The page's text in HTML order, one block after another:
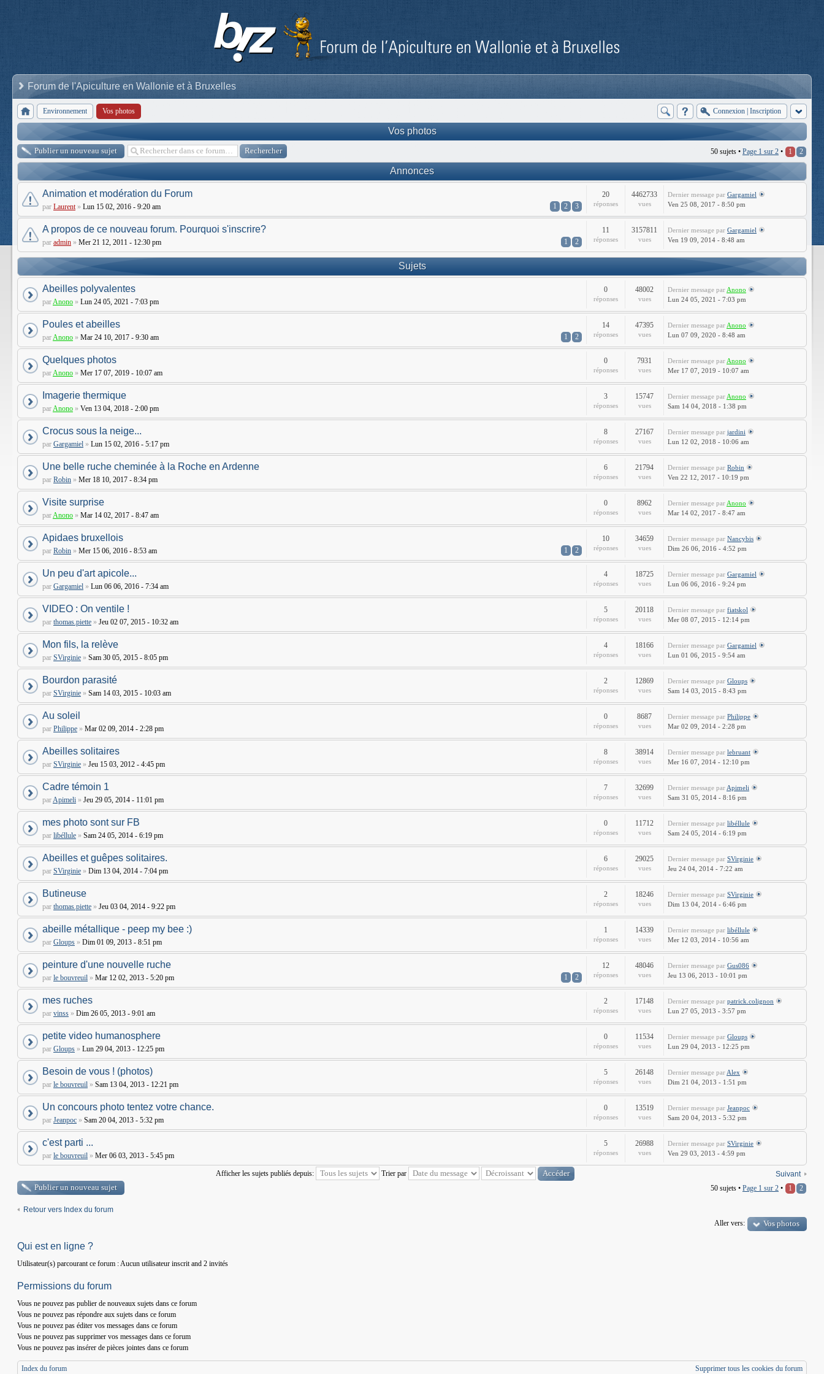
Forum de l'Apiculture en Wallonie et à Bruxelles
Environnement Vos photos Connexion Inscription
Vos photos
Publier un nouveau sujet 50 sujets • Page 1 sur 2 • 1 2
Annonces
Animation et modération du Forum
1 2 3
par Laurent » Lun 15 02, 2016 - 9:20 am
20
réponses
4462733
vues
Dernier message par Gargamiel
Ven 25 08, 2017 - 8:50 pm
A propos de ce nouveau forum. Pourquoi s'inscrire?
1 2
par admin » Mer 21 12, 2011 - 12:30 pm
11
réponses
3157811
vues
Dernier message par Gargamiel
Ven 19 09, 2014 - 8:48 am
Sujets
Abeilles polyvalentes
parAnono » Lun 24 05, 2021 - 7:03 pm
0
réponses
48002
vues
Dernier message par Anono
Lun 24 05, 2021 - 7:03 pm
Poules et abeilles
1 2
parAnono » Mar 24 10, 2017 - 9:30 am
14
réponses
47395
vues
Dernier message par Anono
Lun 07 09, 2020 - 8:48 am
Quelques photos
parAnono » Mer 17 07, 2019 - 10:07 am
0
réponses
7931
vues
Dernier message par Anono
Mer 17 07, 2019 - 10:07 am
Imagerie thermique
parAnono » Ven 13 04, 2018 - 2:00 pm
3
réponses
15747
vues
Dernier message par Anono
Sam 14 04, 2018 - 1:38 pm
Crocus sous la neige...
par Gargamiel » Lun 15 02, 2016 - 5:17 pm
8
réponses
27167
vues
Dernier message par jardini
Lun 12 02, 2018 - 10:06 am
Une belle ruche cheminée à la Roche en Ardenne
par Robin » Mer 18 10, 2017 - 8:34 pm
6
réponses
21794
vues
Dernier message par Robin
Ven 22 12, 2017 - 10:19 pm
Visite surprise
parAnono » Mar 14 02, 2017 - 8:47 am
0
réponses
8962
vues
Dernier message par Anono
Mar 14 02, 2017 - 8:47 am
Apidaes bruxellois
1 2
par Robin » Mer 15 06, 2016 - 8:53 am
10
réponses
34659
vues
Dernier message par Nancybis
Dim 26 06, 2016 - 4:52 pm
Un peu d'art apicole...
par Gargamiel » Lun 06 06, 2016 - 7:34 am
4
réponses
18725
vues
Dernier message par Gargamiel
Lun 06 06, 2016 - 9:24 pm
VIDEO : On ventile !
par thomas.piette » Jeu 02 07, 2015 - 10:32 am
5
réponses
20118
vues
Dernier message par fiatskol
Mer 08 07, 2015 - 12:14 pm
Mon fils, la relève
par SVirginie » Sam 30 05, 2015 - 8:05 pm
4
réponses
18166
vues
Dernier message par Gargamiel
Lun 01 06, 2015 - 9:54 am
Bourdon parasité
par SVirginie » Sam 14 03, 2015 - 10:03 am
2
réponses
12869
vues
Dernier message par Gloups
Sam 14 03, 2015 - 8:43 pm
Au soleil
par Philippe » Mar 02 09, 2014 - 2:28 pm
0
réponses
8687
vues
Dernier message par Philippe
Mar 02 09, 2014 - 2:28 pm
Abeilles solitaires
par SVirginie » Jeu 15 03, 2012 - 4:45 pm
8
réponses
38914
vues
Dernier message par lebruant
Mer 16 07, 2014 - 12:10 pm
Cadre témoin 1
parApimeli » Jeu 29 05, 2014 - 11:01 pm
7
réponses
32699
vues
Dernier message par Apimeli
Sam 31 05, 2014 - 8:16 pm
mes photo sont sur FB
par libéllule » Sam 24 05, 2014 - 6:19 pm
0
réponses
11712
vues
Dernier message par libéllule
Sam 24 05, 2014 - 6:19 pm
Abeilles et guêpes solitaires.
par SVirginie » Dim 13 04, 2014 - 7:04 pm
6
réponses
29025
vues
Dernier message par SVirginie
Jeu 24 04, 2014 - 7:22 am
Butineuse
par thomas.piette » Jeu 03 04, 2014 - 9:22 pm
2
réponses
18246
vues
Dernier message par SVirginie
Dim 13 04, 2014 - 6:46 pm
abeille métallique - peep my bee :)
par Gloups » Dim 01 09, 2013 - 8:51 pm
1
réponses
14339
vues
Dernier message par libéllule
Mer 12 03, 2014 - 10:56 am
peinture d'une nouvelle ruche
1 2
par le bouvreuil » Mar 12 02, 2013 - 5:20 pm
12
réponses
48046
vues
Dernier message par Gus086
Jeu 13 06, 2013 - 10:01 pm
mes ruches
par vinss » Dim 26 05, 2013 - 9:01 am
2
réponses
17148
vues
Dernier message par patrick.colignon
Lun 27 05, 2013 - 3:57 pm
petite video humanosphere
par Gloups » Lun 29 04, 2013 - 12:25 pm
0
réponses
11534
vues
Dernier message par Gloups
Lun 29 04, 2013 - 12:25 pm
Besoin de vous ! (photos)
par le bouvreuil » Sam 13 04, 2013 - 12:21 pm
5
réponses
26148
vues
Dernier message par Alex
Dim 21 04, 2013 - 1:51 pm
Un concours photo tentez votre chance.
par Jeanpoc » Sam 20 04, 2013 - 5:32 pm
0
réponses
13519
vues
Dernier message par Jeanpoc
Sam 20 04, 2013 - 5:32 pm
c'est parti ...
par le bouvreuil » Mer 06 03, 2013 - 5:45 pm
5
réponses
26988
vues
Dernier message par SVirginie
Ven 29 03, 2013 - 4:59 pm
Suivant
Afficher les sujets publiés depuis: Trier par
Publier un nouveau sujet 50 sujets • Page 1 sur 2 • 1 2
Retour vers Index du forum
Aller vers:
Vos photos
Qui est en ligne ?
Utilisateur(s) parcourant ce forum : Aucun utilisateur inscrit and 2 invités
Permissions du forum
Vous ne pouvez pas publier de nouveaux sujets dans ce forum
Vous ne pouvez pas répondre aux sujets dans ce forum
Vous ne pouvez pas éditer vos messages dans ce forum
Vous ne pouvez pas supprimer vos messages dans ce forum
Vous ne pouvez pas insérer de pièces jointes dans ce forum
Index du forum Supprimer tous les cookies du forum